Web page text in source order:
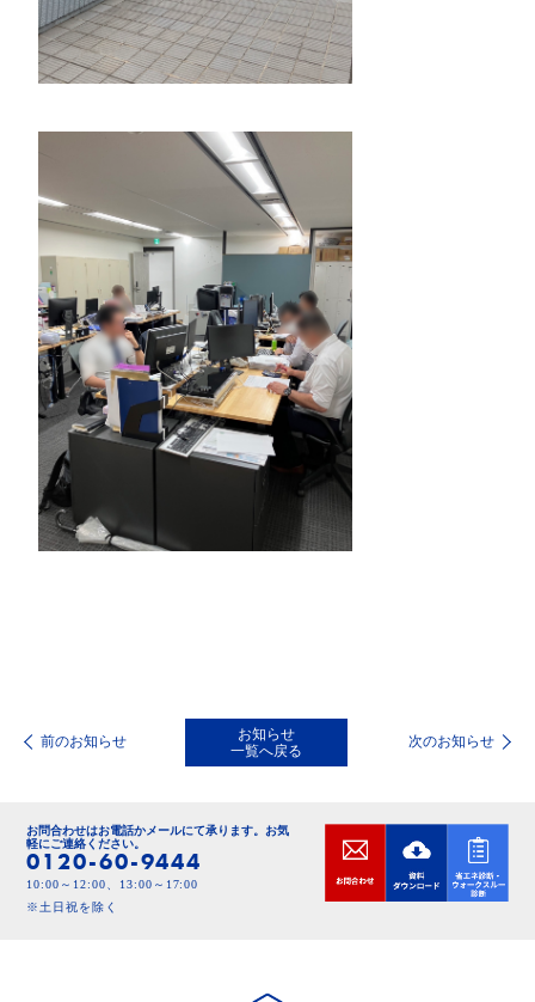
前のお知らせ
お知らせ
一覧へ戻る
次のお知らせ
お問合わせはお電話かメールにて承ります。 お気
軽にご連絡ください。
0120-60-9444
10:00～12:00、13:00～17:00
※土日祝を除く